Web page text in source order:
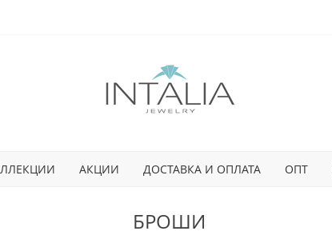
АКЦИИ ДОСТАВКА И ОПЛАТА ОПТ
БРОШИ